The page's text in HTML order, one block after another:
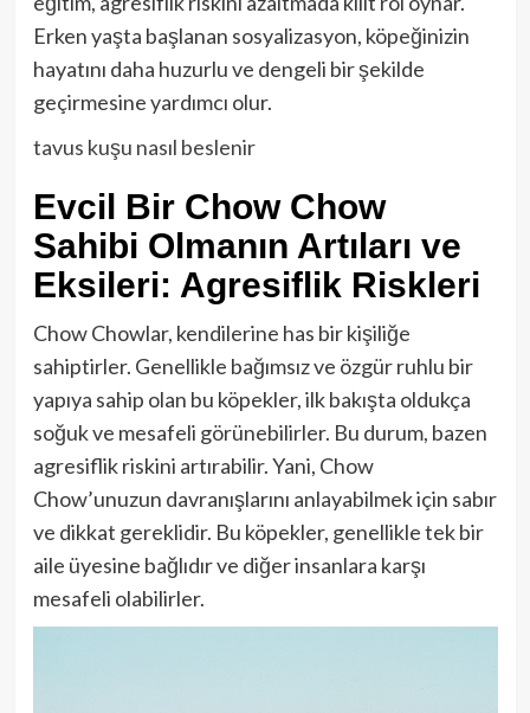
Erken yaşta başlanan sosyalizasyon, köpeğinizin
hayatını daha huzurlu ve dengeli bir şekilde
geçirmesine yardımcı olur.
tavus kuşu nasıl beslenir
Evcil Bir Chow Chow
Sahibi Olmanın Artıları ve
Eksileri: Agresiflik Riskleri
Chow Chowlar, kendilerine has bir kişiliğe
sahiptirler. Genellikle bağımsız ve özgür ruhlu bir
yapıya sahip olan bu köpekler, ilk bakışta oldukça
soğuk ve mesafeli görünebilirler. Bu durum, bazen
agresiflik riskini artırabilir. Yani, Chow
Chow’unuzun davranışlarını anlayabilmek için sabır
ve dikkat gereklidir. Bu köpekler, genellikle tek bir
aile üyesine bağlıdır ve diğer insanlara karşı
mesafeli olabilirler.